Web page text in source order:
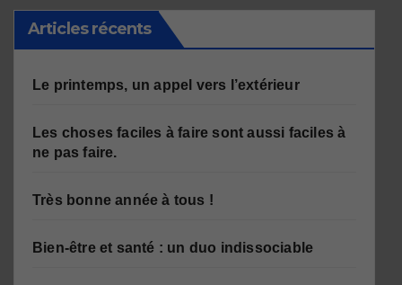
Articles récents
Le printemps, un appel vers l’extérieur
Les choses faciles à faire sont aussi faciles à
ne pas faire.
Très bonne année à tous !
Bien-être et santé : un duo indissociable